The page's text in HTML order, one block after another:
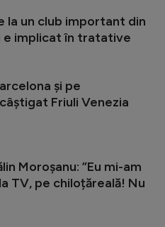
la un club important din
e implicat în tratative
și pe
Friuli Venezia
Moroșanu: ”Eu mi-am
TV, pe chiloțăreală! Nu